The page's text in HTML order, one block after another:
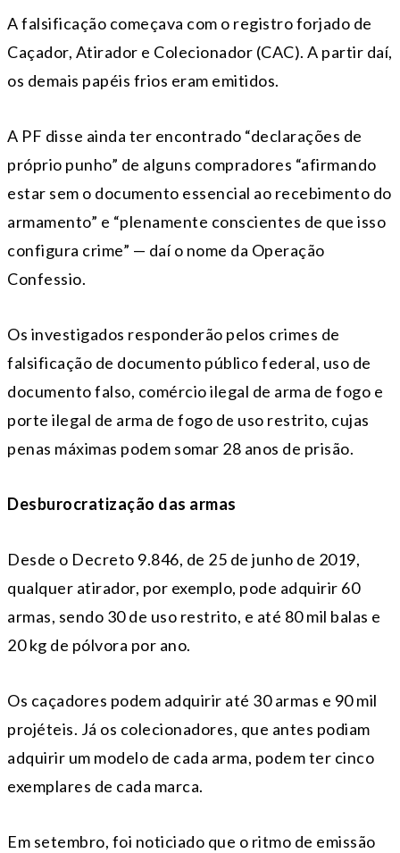
A falsificação começava com o registro forjado de
Caçador, Atirador e Colecionador (CAC). A partir daí,
os demais papéis frios eram emitidos.
A PF disse ainda ter encontrado “declarações de
próprio punho” de alguns compradores “afirmando
estar sem o documento essencial ao recebimento do
armamento” e “plenamente conscientes de que isso
configura crime” — daí o nome da Operação
Confessio.
Os investigados responderão pelos crimes de
falsificação de documento público federal, uso de
documento falso, comércio ilegal de arma de fogo e
porte ilegal de arma de fogo de uso restrito, cujas
penas máximas podem somar 28 anos de prisão.
Desburocratização das armas
Desde o Decreto 9.846, de 25 de junho de 2019,
qualquer atirador, por exemplo, pode adquirir 60
armas, sendo 30 de uso restrito, e até 80 mil balas e
20 kg de pólvora por ano.
Os caçadores podem adquirir até 30 armas e 90 mil
projéteis. Já os colecionadores, que antes podiam
adquirir um modelo de cada arma, podem ter cinco
exemplares de cada marca.
Em setembro, foi noticiado que o ritmo de emissão